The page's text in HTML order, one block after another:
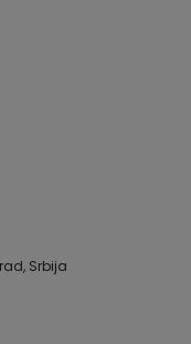
Srbija